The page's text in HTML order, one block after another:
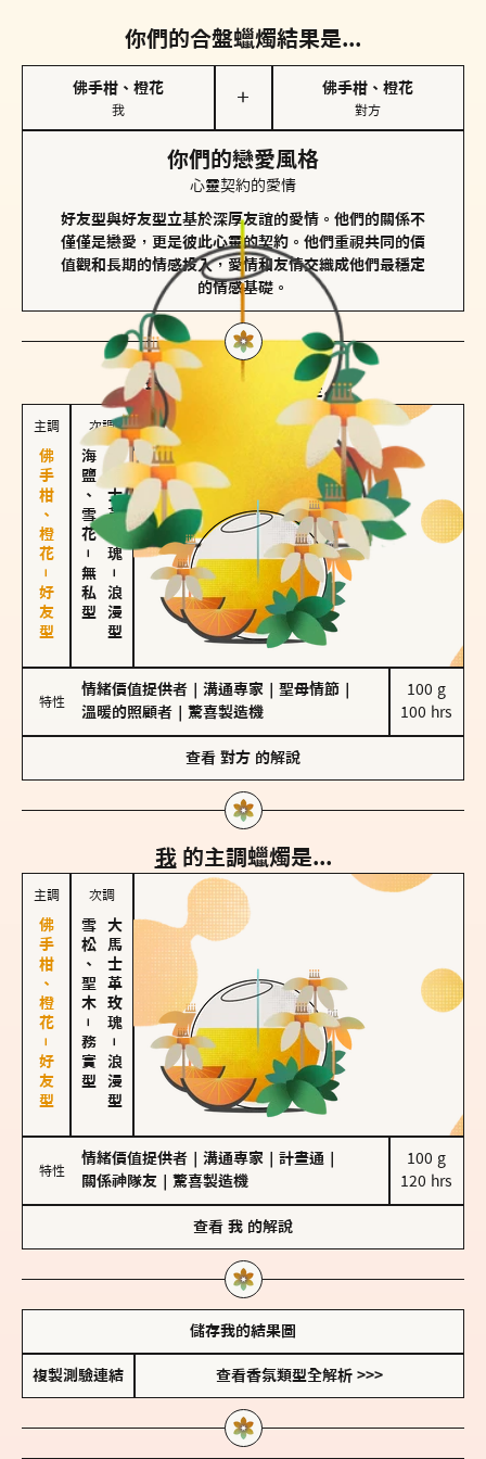
你們的合盤蠟燭結果是...
佛手柑、橙花
我
＋
佛手柑、橙花
對方
你們的戀愛風格
心靈契約的愛情
好友型與好友型立基於深厚友誼的愛情。他們的關係不
僅僅是戀愛，更是彼此心靈的契約。他們重視共同的價
值觀和長期的情感投入，愛情和友情交織成他們最穩定
的情感基礎。
對方 的主調蠟燭是...
主調
佛手柑、橙花－好友型
次調
海鹽、雪花
－
無私型
大馬士革玫瑰
－
浪漫型
特性
情緒價值提供者 溝通專家 聖母情節
溫暖的照顧者
驚喜製造機
100 g
100 hrs
查看 對方 的解說
我 的主調蠟燭是...
主調
佛手柑、橙花－好友型
次調
雪松、聖木
－
務實型
大馬士革玫瑰
－
浪漫型
特性
情緒價值提供者 溝通專家 計畫通
關係神隊友
驚喜製造機
100 g
120 hrs
查看 我 的解說
儲存我的結果圖
複製測驗連結 查看香氛類型全解析 >>>